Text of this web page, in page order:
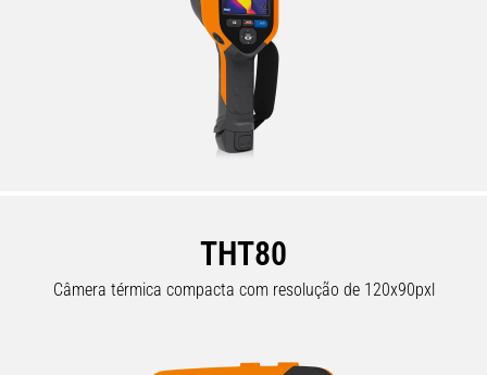
THT80
Câmera térmica compacta com resolução de 120x90pxl